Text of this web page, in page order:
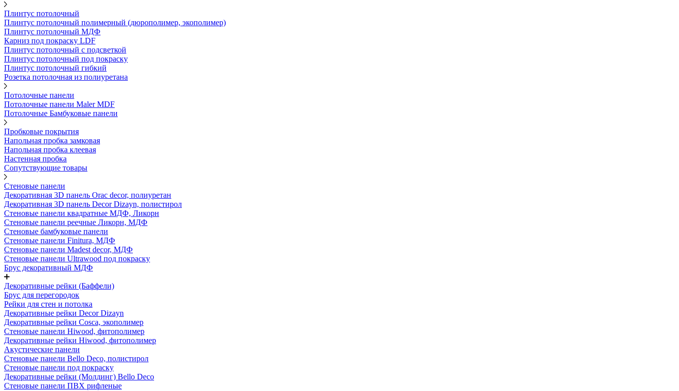
Плинтус потолочный
Плинтус потолочный полимерный (дюрополимер, экополимер)
Плинтус потолочный МДФ
Карниз под покраску LDF
Плинтус потолочный с подсветкой
Плинтус потолочный под покраску
Плинтус потолочный гибкий
Розетка потолочная из полиуретана
Потолочные панели
Потолочные панели Maler MDF
Потолочные Бамбуковые панели
Пробковые покрытия
Напольная пробка замковая
Напольная пробка клеевая
Настенная пробка
Сопутствующие товары
Стеновые панели
Декоративная 3D панель Orac decor, полиуретан
Декоративная 3D панель Decor Dizayn, полистирол
Стеновые панели квадратные МДФ, Ликорн
Стеновые панели реечные Ликорн, МДФ
Стеновые бамбуковые панели
Стеновые панели Finitura, МДФ
Стеновые панели Madest decor, МДФ
Стеновые панели Ultrawood под покраску
Брус декоративный МДФ
Декоративные рейки (Баффели)
Брус для перегородок
Рейки для стен и потолка
Декоративные рейки Decor Dizayn
Декоративные рейки Cosca, экополимер
Стеновые панели Hiwood, фитополимер
Декоративные рейки Hiwood, фитополимер
Акустические панели
Стеновые панели Bello Deco, полистирол
Стеновые панели под покраску
Декоративные рейки (Молдинг) Bello Deco
Стеновые панели ПВХ рифленые